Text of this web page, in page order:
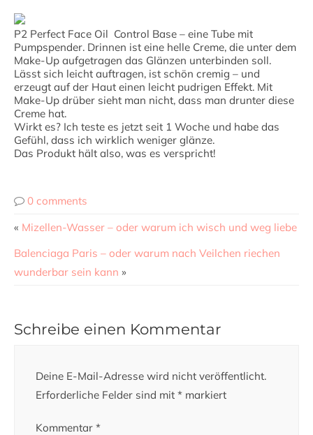
P2 Perfect Face Oil Control Base – eine Tube mit
Pumpspender. Drinnen ist eine helle Creme, die unter dem
Make-Up aufgetragen das Glänzen unterbinden soll.
Lässt sich leicht auftragen, ist schön cremig – und
erzeugt auf der Haut einen leicht pudrigen Effekt. Mit
Make-Up drüber sieht man nicht, dass man drunter diese
Creme hat.
Wirkt es? Ich teste es jetzt seit 1 Woche und habe das
Gefühl, dass ich wirklich weniger glänze.
Das Produkt hält also, was es verspricht!
0 comments
« Mizellen-Wasser – oder warum ich wisch und weg liebe
Balenciaga Paris – oder warum nach Veilchen riechen
wunderbar sein kann »
Schreibe einen Kommentar
Deine E-Mail-Adresse wird nicht veröffentlicht.
Erforderliche Felder sind mit * markiert
Kommentar *